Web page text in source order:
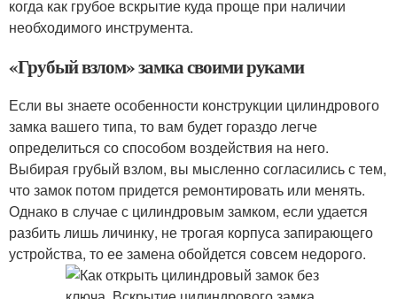
когда как грубое вскрытие куда проще при наличии
необходимого инструмента.
«Грубый взлом» замка своими руками
Если вы знаете особенности конструкции цилиндрового
замка вашего типа, то вам будет гораздо легче
определиться со способом воздействия на него.
Выбирая грубый взлом, вы мысленно согласились с тем,
что замок потом придется ремонтировать или менять.
Однако в случае с цилиндровым замком, если удается
разбить лишь личинку, не трогая корпуса запирающего
устройства, то ее замена обойдется совсем недорого.